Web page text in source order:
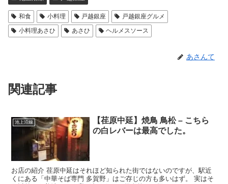
和食 小料理 戸越銀座
戸越銀座グルメ
小料理あさひ
あさひ ヘルメスソース
あさんて
関連記事
池上沿線
【荏原中延】焼鳥 鳥松 – こちら
の白レバーは最高でした。
お店の紹介 荏原中延はそれほど知られた街ではないのですが、駅近
くにある「中華そば専門 多賀野」はご存じの方も多いはず。 実はそ